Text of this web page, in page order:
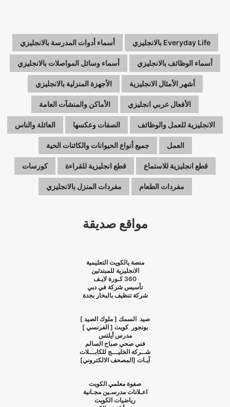
Everyday Life بالانجليزي أسماء أدوات المدرسة بالانجليزي
أسماء الوظائف بالانجليزي أسماء وسائل المواصلات بالانجليزي
أشهر الأمثال الانجليزية الأجهزة المنزلية بالانجليزي
الأفعال عربي انجليزي الأماكن والمنشآت العامة
الانجليزية للعمل والوظائف الصفات وعكسها العائلة والناس
العمل جميع أنواع الحيوانات والكائنات الحية
قطع انجليزية للاستماع قطع انجليزية للقراءة كورسات
مفردات الطعام مفردات المنزل بالانجليزي
مواقع صديقة
منصة يالكويت التعليمية
الانجليزية للمبتدئين
360 كـورة لايـف
تأسيس شركة في دبي
شركة تنظيف بالبخار بجدة
صيد السمك [ ملوك الصيد ]
بونجور كويت [ الفرنسي ]
مدرس أيلتس
فني صحي صباح السالم
شــركة الخليـــج للكابـــلات
آيـات [المصحف الالكتروني]
صفوة معلمي الكويت
اعـلانات مدرسـين مجـانية
رياضيات الكويت